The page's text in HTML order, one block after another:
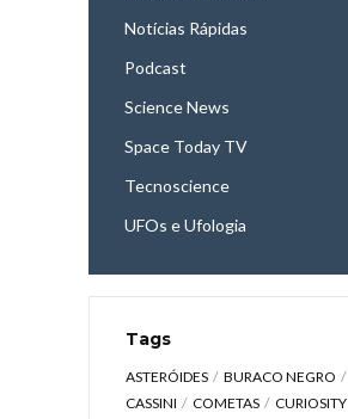
Notícias Rápidas
Podcast
Science News
Space Today TV
Tecnoscience
UFOs e Ufologia
Tags
ASTERÓIDES
BURACO NEGRO
CASSINI
COMETAS CURIOSITY